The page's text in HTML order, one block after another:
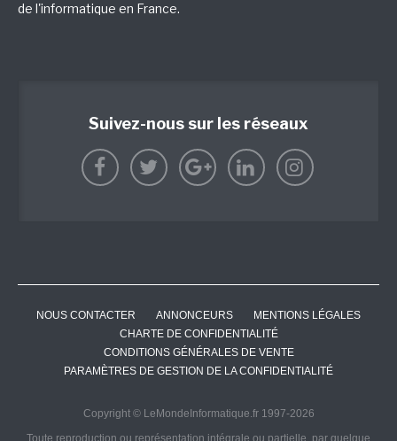
de l'informatique en France.
Suivez-nous sur les réseaux
NOUS CONTACTER ANNONCEURS
MENTIONS LÉGALES
CHARTE DE CONFIDENTIALITÉ
CONDITIONS GÉNÉRALES DE VENTE
PARAMÈTRES DE GESTION DE LA CONFIDENTIALITÉ
Copyright © LeMondeInformatique.fr 1997-2026